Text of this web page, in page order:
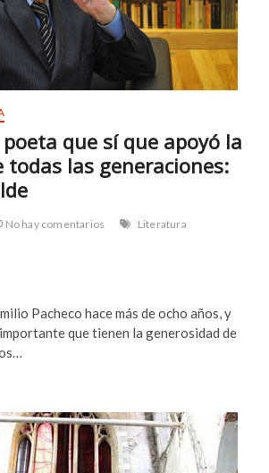
que sí que apoyó la
todas las generaciones:
No hay comentarios Literatura
Pacheco hace más de ocho años, y
que tienen la generosidad de